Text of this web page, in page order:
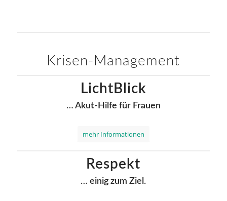
Krisen-Management
LichtBlick
… Akut-Hilfe für Frauen
mehr Informationen
Respekt
… einig zum Ziel.